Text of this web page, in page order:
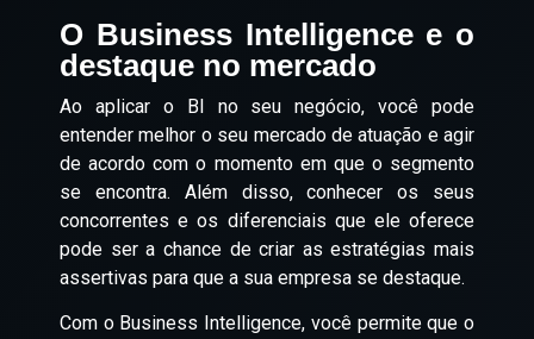
O Business Intelligence e o
destaque no mercado
Ao aplicar o BI no seu negócio, você pode
entender melhor o seu mercado de atuação e agir
de acordo com o momento em que o segmento
se encontra. Além disso, conhecer os seus
concorrentes e os diferenciais que ele oferece
pode ser a chance de criar as estratégias mais
assertivas para que a sua empresa se destaque.
Com o Business Intelligence, você permite que o